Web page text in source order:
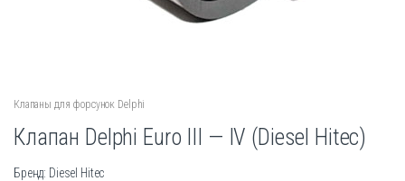
Клапаны для форсунок Delphi
Клапан Delphi Euro III — IV (Diesel Hitec)
Бренд: Diesel Hitec